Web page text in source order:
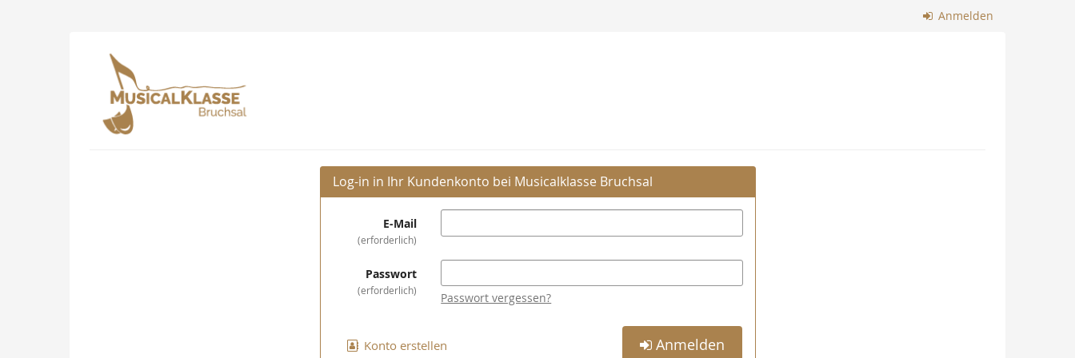
Anmelden
Musicalklasse
Bruchsal
Log-in in Ihr Kundenkonto bei Musicalklasse Bruchsal
E-Mail
erforderlich
Passwort
erforderlich
Passwort vergessen?
Konto erstellen Anmelden